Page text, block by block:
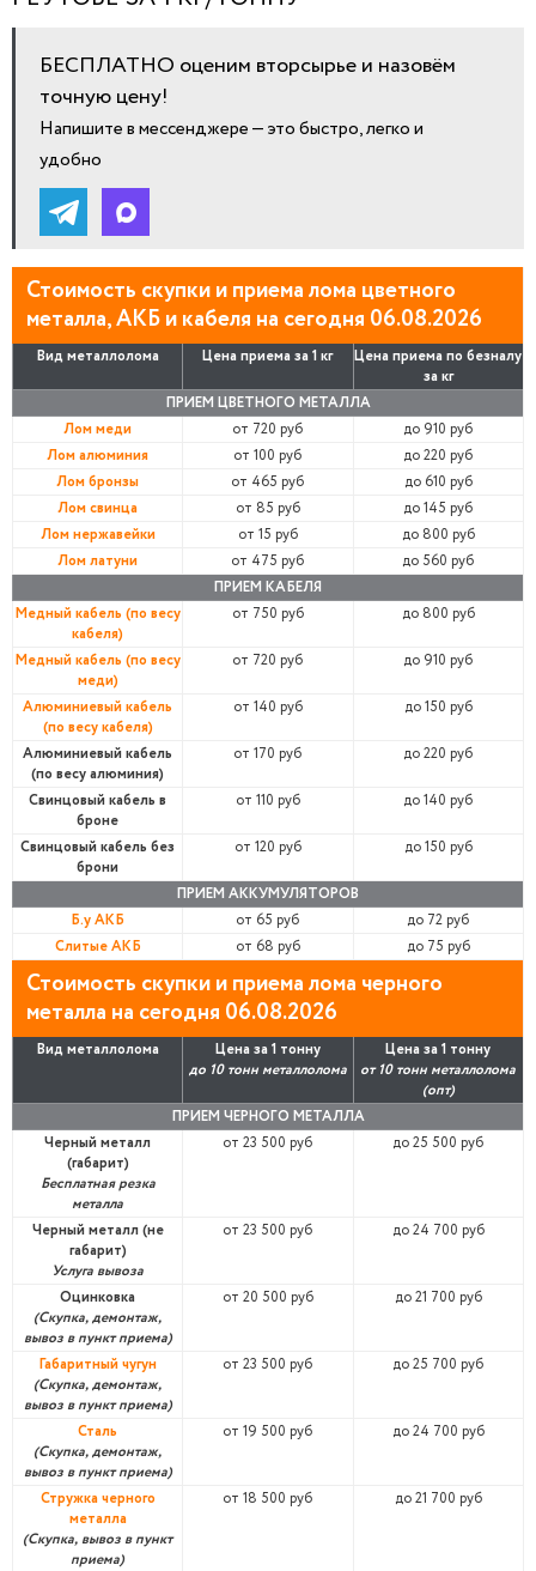
БЕСПЛАТНО оценим вторсырье и назовём
точную цену!
Напишите в мессенджере — это быстро, легко и
удобно
Стоимость скупки и приема лома цветного
металла, АКБ и кабеля на сегодня 06.08.2026
Вид металлолома Цена приема за 1 кг
Цена приема по безналу
за кг
ПРИЕМ ЦВЕТНОГО МЕТАЛЛА
Лом меди
от 720 руб
до 910 руб
Лом алюминия
от 100 руб
до 220 руб
Лом бронзы
от 465 руб
до 610 руб
Лом свинца
от 85 руб
до 145 руб
Лом нержавейки
от 15 руб
до 800 руб
Лом латуни
от 475 руб
до 560 руб
ПРИЕМ КАБЕЛЯ
Медный кабель (по весу
кабеля)
от 750 руб до 800 руб
Медный кабель (по весу
меди)
от 720 руб до 910 руб
Алюминиевый кабель
(по весу кабеля)
от 140 руб до 150 руб
Алюминиевый кабель
(по весу алюминия)
от 170 руб до 220 руб
Свинцовый кабель в
броне
от 110 руб до 140 руб
Свинцовый кабель без
брони
от 120 руб до 150 руб
ПРИЕМ АККУМУЛЯТОРОВ
Б.у АКБ
от 65 руб
до 72 руб
Слитые АКБ
от 68 руб до 75 руб
Стоимость скупки и приема лома черного
металла на сегодня 06.08.2026
Вид металлолома
Цена за 1 тонну
до 10 тонн металлолома
Цена за 1 тонну
от 10 тонн металлолома
(опт)
ПРИЕМ ЧЕРНОГО МЕТАЛЛА
Черный металл
(габарит)
Бесплатная резка
металла
от 23 500 руб до 25 500 руб
Черный металл (не
габарит)
Услуга вывоза
от 23 500 руб до 24 700 руб
Оцинковка
(Скупка, демонтаж,
вывоз в пункт приема)
от 20 500 руб до 21 700 руб
Габаритный чугун
(Скупка, демонтаж,
вывоз в пункт приема)
от 23 500 руб до 25 700 руб
Сталь
(Скупка, демонтаж,
вывоз в пункт приема)
от 19 500 руб до 24 700 руб
Стружка черного
металла
(Скупка, вывоз в пункт
приема)
от 18 500 руб до 21 700 руб